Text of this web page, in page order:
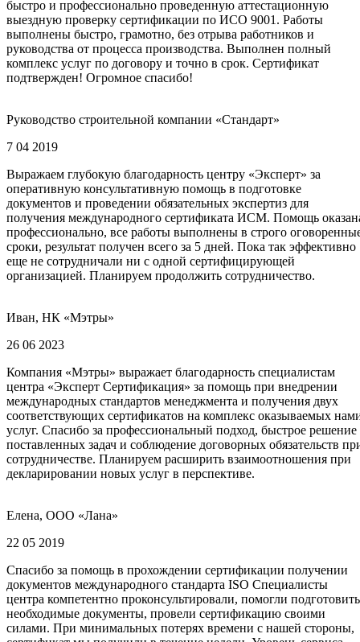
быстро и профессионально проведенную аттестационную
выездную проверку сертификации по ИСО 9001. Работы
выполнены быстро, грамотно, без отрыва работников и
руководства от процесса производства. Выполнен полный
комплекс услуг по договору и точно в срок. Сертификат
подтвержден! Огромное спасибо!
Руководство строительной компании «Стандарт»
7 04 2019
Выражаем глубокую благодарность центру «Эксперт» за
оперативную консультативную помощь в подготовке
документов и проведении обязательных экспертиз для
получения международного сертификата ИСМ. Помощь
профессионально, все работы выполнены в строго
сроки, результат получен всего за 5 дней. Пока так эффективно
еще не сотрудничали ни с одной сертифицирующей
организацией. Планируем продолжить сотрудничество.
Иван, НК «Мэтры»
26 06 2023
Компания «Мэтры» выражает благодарность специалистам
центра «Эксперт Сертификация» за помощь при внедрении
международных стандартов менеджмента и получения двух
соответствующих сертификатов на комплекс оказываемых
услуг. Спасибо за профессиональный подход, быстрое решение
поставленных задач и соблюдение договорных обязательств
сотрудничестве. Планируем расширить взаимоотношения при
декларировании новых услуг в перспективе.
Елена, ООО «Лана»
22 05 2019
Спасибо за помощь в прохождении сертификации получении
документов международного стандарта ISO Специалисты
центра компетентно проконсультировали, помогли подготовить
необходимые документы, провели сертификацию своими
силами. При минимальных потерях времени с нашей стороны,